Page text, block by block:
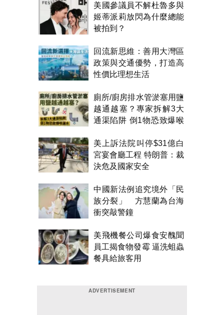
美國參議員不解杜魯多與
姬蒂派莉放閃為什麼總能
被拍到？
回流新思維：善用大灣區
政策與交通優勢，打造高
性價比理想生活
廁所/廚房排水管淤塞用鹽
越通越塞？專家拆解3大
通渠陷阱 倒1物恐致爆喉
美上訴法院叫停$31億白
宮宴會廳工程 特朗普：裁
決危及國家安全
中國新法例追究境外「民
族分裂」 方慧蘭為台海
衝突敲警鐘
美飛機餐公司爆食安醜聞
員工揭食物發霉 逼洗蛆蟲
餐具給旅客用